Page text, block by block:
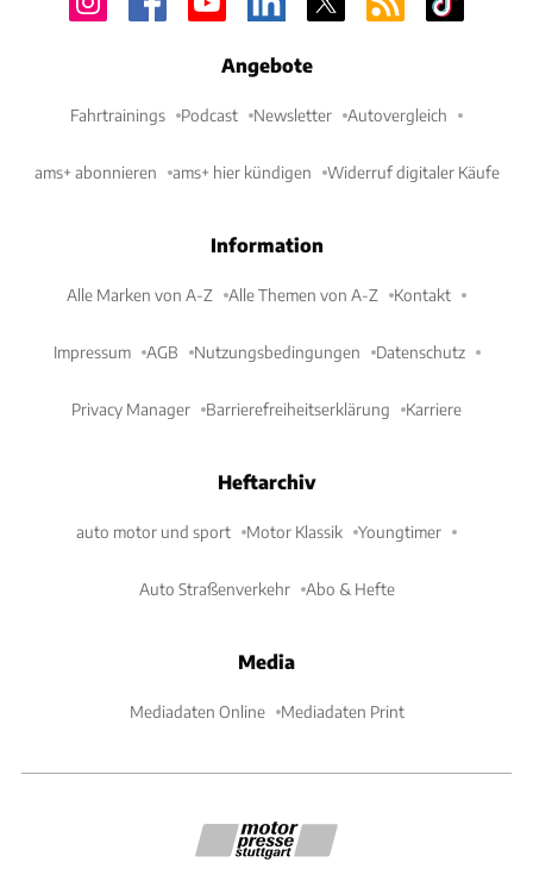
Angebote
Fahrtrainings Podcast Newsletter Autovergleich
ams+ abonnieren ams+ hier kündigen Widerruf digitaler Käufe
Information
Alle Marken von A-Z Alle Themen von A-Z Kontakt
Impressum AGB Nutzungsbedingungen Datenschutz
Privacy Manager Barrierefreiheitserklärung Karriere
Heftarchiv
auto motor und sport Motor Klassik Youngtimer
Auto Straßenverkehr Abo & Hefte
Media
Mediadaten Online Mediadaten Print